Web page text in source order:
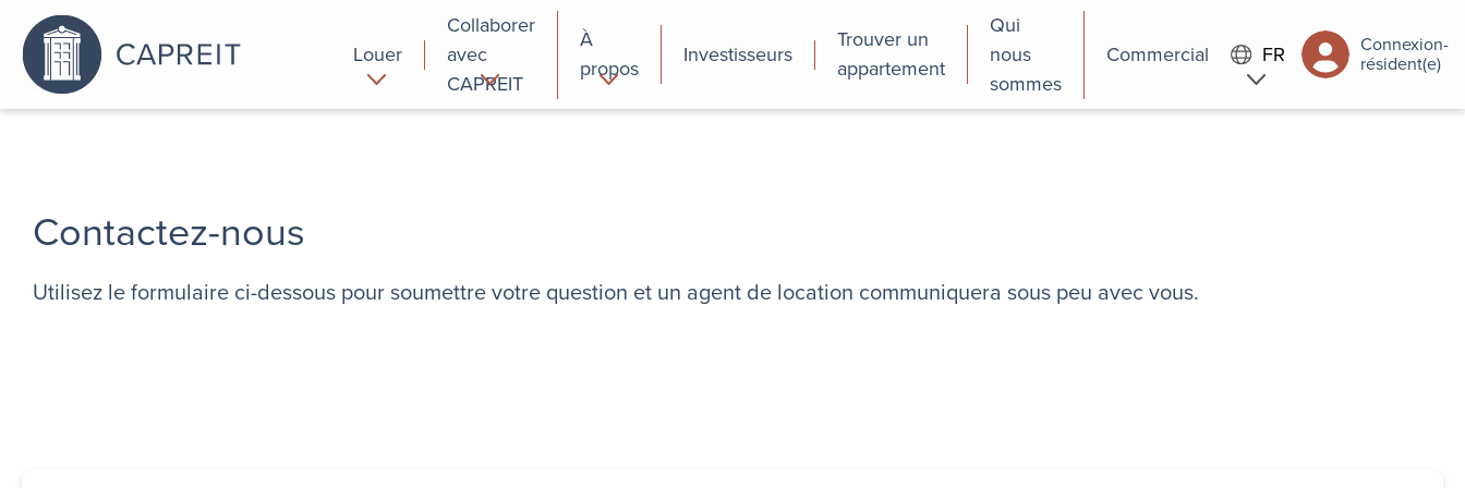
Louer
Collaborer
avec
CAPREIT
À
propos
Investisseurs
Trouver un
appartement
Qui
nous
sommes
Commercial FR Connexion-
résident(e)
Contactez-nous
Utilisez le formulaire ci-dessous pour soumettre votre question et un agent de location communiquera sous peu avec vous.